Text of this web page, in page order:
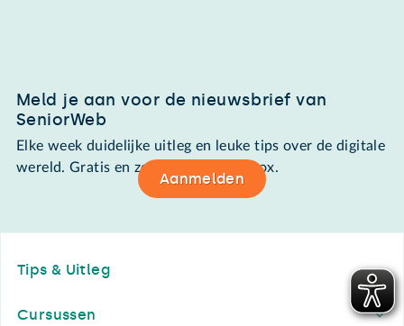
Meld je aan voor de nieuwsbrief van
SeniorWeb
Elke week duidelijke uitleg en leuke tips over de digitale
wereld. Gratis en zomaar in de mailbox.
Aanmelden
Tips & Uitleg
Cursussen